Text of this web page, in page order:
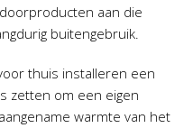
aan die
buitengebruik.
thuis installeren een
zetten om een eigen
warmte van het